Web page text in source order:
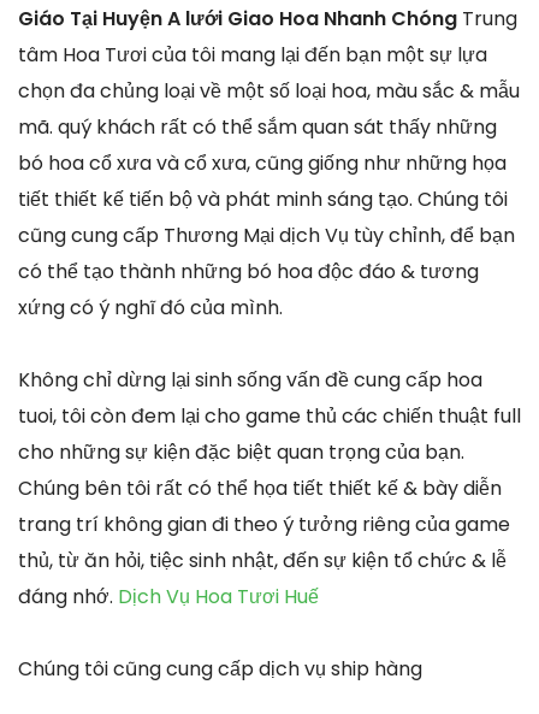
Giáo Tại Huyện A lưới Giao Hoa Nhanh Chóng Trung
tâm Hoa Tươi của tôi mang lại đến bạn một sự lựa
chọn đa chủng loại về một số loại hoa, màu sắc & mẫu
mã. quý khách rất có thể sắm quan sát thấy những
bó hoa cổ xưa và cổ xưa, cũng giống như những họa
tiết thiết kế tiến bộ và phát minh sáng tạo. Chúng tôi
cũng cung cấp Thương Mại dịch Vụ tùy chỉnh, để bạn
có thể tạo thành những bó hoa độc đáo & tương
xứng có ý nghĩ đó của mình.
Không chỉ dừng lại sinh sống vấn đề cung cấp hoa
tuoi, tôi còn đem lại cho game thủ các chiến thuật full
cho những sự kiện đặc biệt quan trọng của bạn.
Chúng bên tôi rất có thể họa tiết thiết kế & bày diễn
trang trí không gian đi theo ý tưởng riêng của game
thủ, từ ăn hỏi, tiệc sinh nhật, đến sự kiện tổ chức & lễ
đáng nhớ. Dịch Vụ Hoa Tươi Huế
Chúng tôi cũng cung cấp dịch vụ ship hàng